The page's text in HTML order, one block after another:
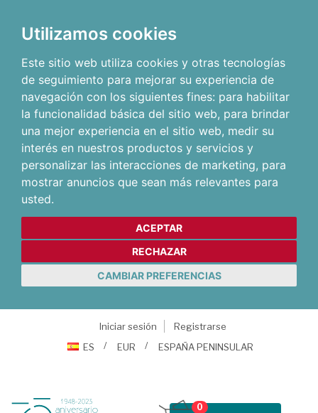
Utilizamos cookies
Este sitio web utiliza cookies y otras tecnologías
de seguimiento para mejorar su experiencia de
navegación con los siguientes fines: para habilitar
la funcionalidad básica del sitio web, para brindar
una mejor experiencia en el sitio web, medir su
interés en nuestros productos y servicios y
personalizar las interacciones de marketing, para
mostrar anuncios que sean más relevantes para
usted.
ACEPTAR
RECHAZAR
CAMBIAR PREFERENCIAS
Iniciar sesión
Registrarse
ES
EUR ESPAÑA PENINSULAR
0